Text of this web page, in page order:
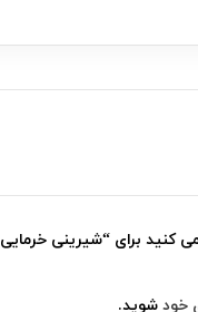
کنید برای “شیرینی خرمایی
خود شوید.